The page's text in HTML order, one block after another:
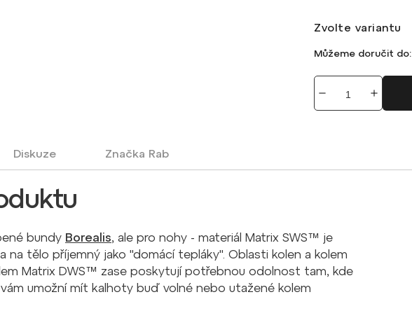
Zvolte variantu
Můžeme doručit do:
Diskuze Značka Rab
bundy Borealis, ale pro nohy - materiál Matrix SWS™ je
na tělo příjemný jako "domácí tepláky". Oblasti kolen a kolem
Matrix DWS™ zase poskytují potřebnou odolnost tam, kde
umožní mít kalhoty buď volné nebo utažené kolem